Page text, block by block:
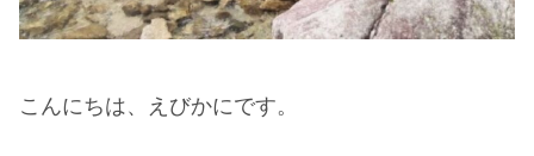
こんにちは、えびかにです。